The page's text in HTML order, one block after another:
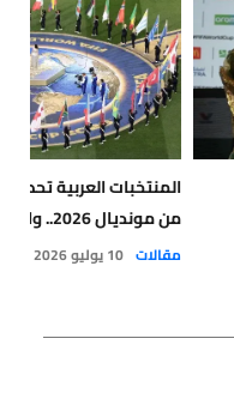
من مونديال 2026.. والمغرب يتصدر الإيرادات
مقالات 10 يوليو 2026